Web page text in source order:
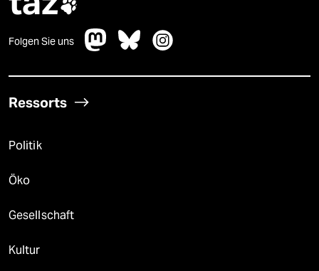

Folgen Sie uns
Ressorts
Politik
Öko
Gesellschaft
Kultur